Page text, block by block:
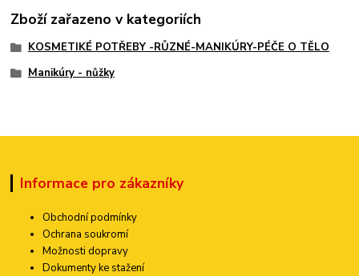
Zboží zařazeno v kategoriích
KOSMETIKÉ POTŘEBY -RŮZNÉ-MANIKÚRY-PÉČE O TĚLO
Manikúry - nůžky
Informace pro zákazníky
Obchodní podmínky
Ochrana soukromí
Možnosti dopravy
Dokumenty ke stažení